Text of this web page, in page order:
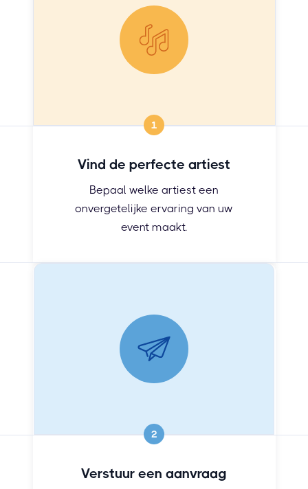
1
Vind de perfecte artiest
Bepaal welke artiest een
onvergetelijke ervaring van uw
event maakt.
2
Verstuur een aanvraag